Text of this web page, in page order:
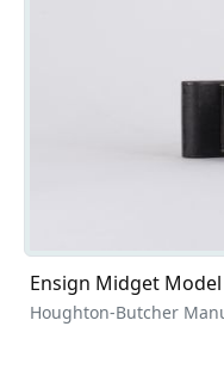
Ensign Midget
Houghton-Butcher